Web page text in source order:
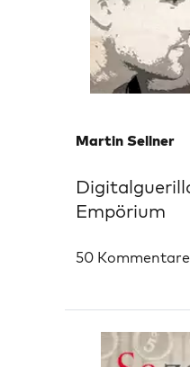
Martin Sellner
Empörium
50 Kommentare